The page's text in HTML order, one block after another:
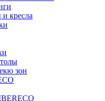
кресла
зон